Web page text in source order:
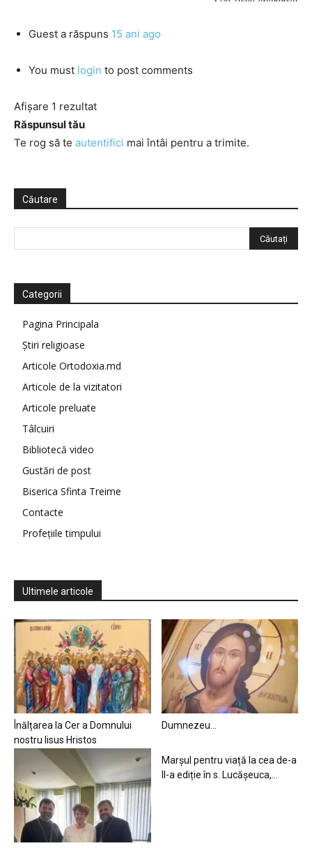
Guest a răspuns 15 ani ago
You must login to post comments
Afișare 1 rezultat
Răspunsul tău
Te rog să te autentifici mai întâi pentru a trimite.
Căutare
Categorii
Pagina Principala
Știri religioase
Articole Ortodoxia.md
Articole de la vizitatori
Articole preluate
Tâlcuiri
Bibliotecă video
Gustări de post
Biserica Sfinta Treime
Contacte
Profețiile timpului
Ultimele articole
Înălțarea la Cer a Domnului
nostru Iisus Hristos
Dumnezeu…
Marșul pentru viață la cea de-a
II-a ediție în s. Lucășeuca,...